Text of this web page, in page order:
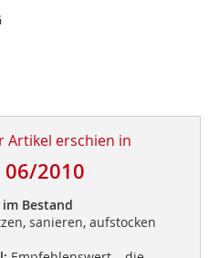
Artikel erschien in
06/2010
im Bestand
sanieren, aufstocken